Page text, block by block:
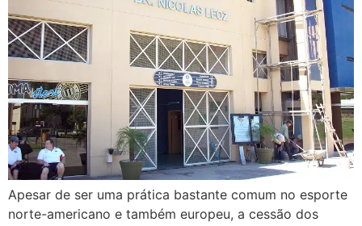
Apesar de ser uma prática bastante comum no esporte
norte-americano e também europeu, a cessão dos